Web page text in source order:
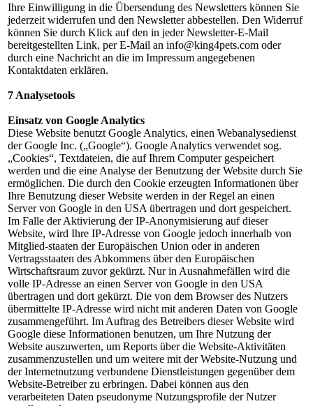
Ihre Einwilligung in die Übersendung des Newsletters können Sie
jederzeit widerrufen und den Newsletter abbestellen. Den Widerruf
können Sie durch Klick auf den in jeder Newsletter-E-Mail
bereitgestellten Link, per E-Mail an info@king4pets.com oder
durch eine Nachricht an die im Impressum angegebenen
Kontaktdaten erklären.
7 Analysetools
Einsatz von Google Analytics
Diese Website benutzt Google Analytics, einen Webanalysedienst
der Google Inc. („Google“). Google Analytics verwendet sog.
„Cookies“, Textdateien, die auf Ihrem Computer gespeichert
werden und die eine Analyse der Benutzung der Website durch Sie
ermöglichen. Die durch den Cookie erzeugten Informationen über
Ihre Benutzung dieser Website werden in der Regel an einen
Server von Google in den USA übertragen und dort gespeichert.
Im Falle der Aktivierung der IP-Anonymisierung auf dieser
Website, wird Ihre IP-Adresse von Google jedoch innerhalb von
Mitglied-staaten der Europäischen Union oder in anderen
Vertragsstaaten des Abkommens über den Europäischen
Wirtschaftsraum zuvor gekürzt. Nur in Ausnahmefällen wird die
volle IP-Adresse an einen Server von Google in den USA
übertragen und dort gekürzt. Die von dem Browser des Nutzers
übermittelte IP-Adresse wird nicht mit anderen Daten von Google
zusammengeführt. Im Auftrag des Betreibers dieser Website wird
Google diese Informationen benutzen, um Ihre Nutzung der
Website auszuwerten, um Reports über die Website-Aktivitäten
zusammenzustellen und um weitere mit der Website-Nutzung und
der Internetnutzung verbundene Dienstleistungen gegenüber dem
Website-Betreiber zu erbringen. Dabei können aus den
verarbeiteten Daten pseudonyme Nutzungsprofile der Nutzer